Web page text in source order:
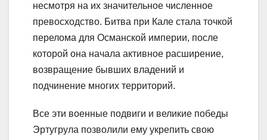
несмотря на их значительное численное
превосходство. Битва при Кале стала точкой
перелома для Османской империи, после
которой она начала активное расширение,
возвращение бывших владений и
подчинение многих территорий.
Все эти военные подвиги и великие победы
Эртугрула позволили ему укрепить свою